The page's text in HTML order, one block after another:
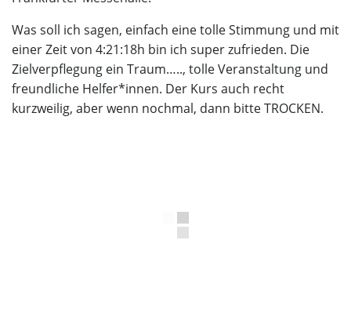
Was soll ich sagen, einfach eine tolle Stimmung und mit
einer Zeit von 4:21:18h bin ich super zufrieden. Die
Zielverpflegung ein Traum….., tolle Veranstaltung und
freundliche Helfer*innen. Der Kurs auch recht
kurzweilig, aber wenn nochmal, dann bitte TROCKEN.